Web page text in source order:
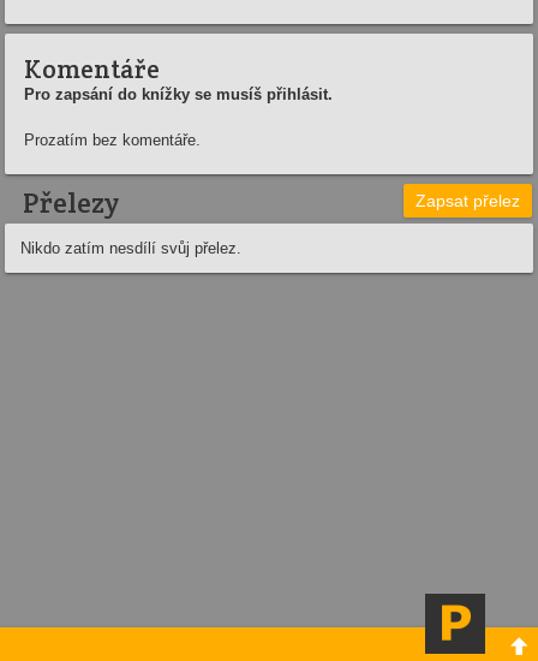
Komentáře
Pro zapsání do knížky se musíš přihlásit.
Prozatím bez komentáře.
Přelezy Zapsat přelez
Nikdo zatím nesdílí svůj přelez.
